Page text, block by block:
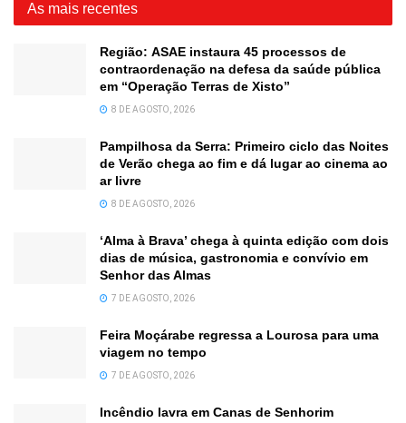
As mais recentes
Região: ASAE instaura 45 processos de
contraordenação na defesa da saúde pública
em “Operação Terras de Xisto”
8 DE AGOSTO, 2026
Pampilhosa da Serra: Primeiro ciclo das Noites
de Verão chega ao fim e dá lugar ao cinema ao
ar livre
8 DE AGOSTO, 2026
‘Alma à Brava’ chega à quinta edição com dois
dias de música, gastronomia e convívio em
Senhor das Almas
7 DE AGOSTO, 2026
Feira Moçárabe regressa a Lourosa para uma
viagem no tempo
7 DE AGOSTO, 2026
Incêndio lavra em Canas de Senhorim